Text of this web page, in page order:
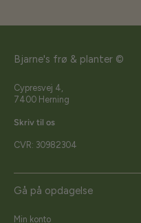
Bjarne's frø & planter ©
Cypresvej 4,
7400 Herning
Skriv til os
CVR: 30982304
Gå på opdagelse
Min konto